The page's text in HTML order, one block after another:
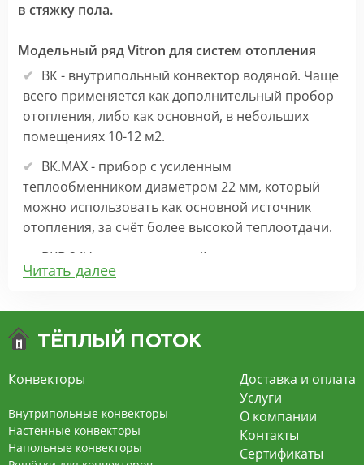
в стяжку пола.
Модельный ряд Vitron для систем отопления
ВК - внутрипольный конвектор водяной. Чаще
всего применяется как дополнительный пробор
отопления, либо как основной, в небольших
помещениях 10-12 м2.
ВК.МАХ - прибор с усиленным
теплообменником диаметром 22 мм, который
можно использовать как основной источник
отопления, за счёт более высокой теплоотдачи.
ВКВ 24V – внутрипольный конвектор
отопления с вентилятором на 24В подходит для
экономит электроэнергию и бесшумно работает.
конвекцией на 220В. За счет тангенциального
вентилятора создает принудительную
конвекцию, что позволяет обогревать
помещения большой площади.
Читать далее
Конвекторы
Внутрипольные конвекторы
Настенные конвекторы
Напольные конвекторы
Доставка и оплата
Услуги
О компании
Контакты
Сертификаты